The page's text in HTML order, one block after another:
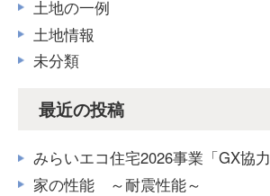
土地の一例
土地情報
未分類
最近の投稿
みらいエコ住宅2026事業「GX協力
家の性能 ～耐震性能～